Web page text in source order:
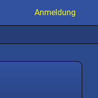
Anmeldung